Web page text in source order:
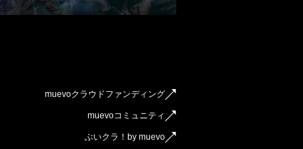
muevoクラウドファンディング
muevoコミュニティ
ぶいクラ！by muevo